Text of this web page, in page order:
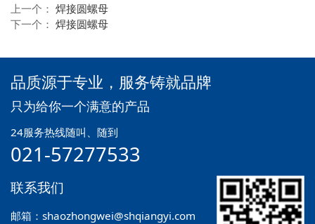
上一个：焊接圆螺母
下一个：焊接圆螺母
品质源于专业，服务铸就品牌
只为给你一个满意的产品
24服务热线随叫、随到
021-57277533
联系我们
邮箱：shaozhongwei@shqiangyi.com